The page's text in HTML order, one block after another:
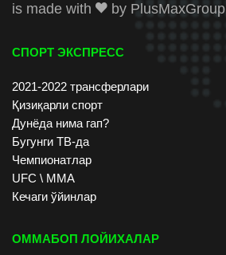
is made with
by PlusMaxGroup
СПОРТ ЭКСПРЕСС
2021-2022 трансферлари
Қизиқарли спорт
Дунёда нима гап?
Бугунги ТВ-да
Чемпионатлар
UFC \ ММА
Кечаги ўйинлар
ОММАБОП ЛОЙИХАЛАР